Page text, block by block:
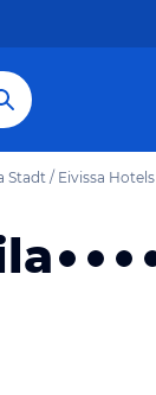
Stadt / Eivissa Hotels